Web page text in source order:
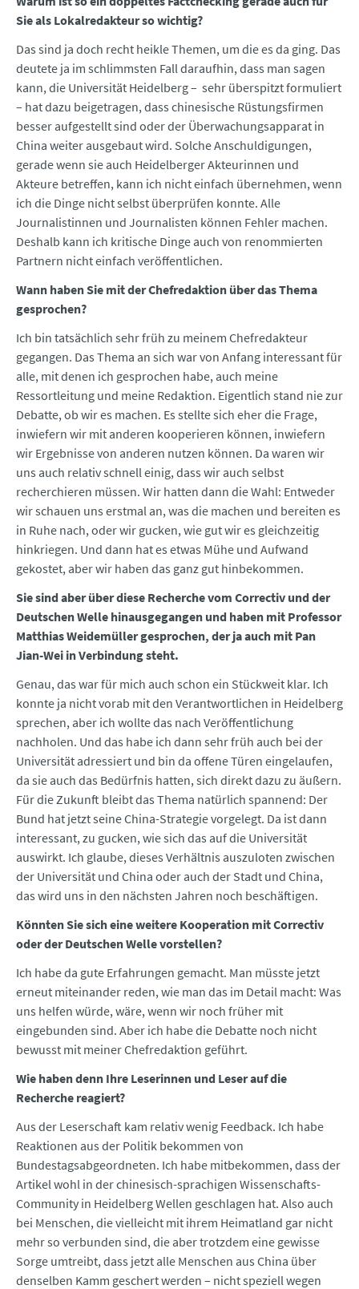
Sie als Lokalredakteur so wichtig?
Das sind ja doch recht heikle Themen, um die es da ging. Das
deutete ja im schlimmsten Fall daraufhin, dass man sagen
kann, die Universität Heidelberg – sehr überspitzt formuliert
– hat dazu beigetragen, dass chinesische Rüstungsfirmen
besser aufgestellt sind oder der Überwachungsapparat in
China weiter ausgebaut wird. Solche Anschuldigungen,
gerade wenn sie auch Heidelberger Akteurinnen und
Akteure betreffen, kann ich nicht einfach übernehmen, wenn
ich die Dinge nicht selbst überprüfen konnte. Alle
Journalistinnen und Journalisten können Fehler machen.
Deshalb kann ich kritische Dinge auch von renommierten
Partnern nicht einfach veröffentlichen.
Wann haben Sie mit der Chefredaktion über das Thema
gesprochen?
Ich bin tatsächlich sehr früh zu meinem Chefredakteur
gegangen. Das Thema an sich war von Anfang interessant für
alle, mit denen ich gesprochen habe, auch meine
Ressortleitung und meine Redaktion. Eigentlich stand nie zur
Debatte, ob wir es machen. Es stellte sich eher die Frage,
inwiefern wir mit anderen kooperieren können, inwiefern
wir Ergebnisse von anderen nutzen können. Da waren wir
uns auch relativ schnell einig, dass wir auch selbst
recherchieren müssen. Wir hatten dann die Wahl: Entweder
wir schauen uns erstmal an, was die machen und bereiten es
in Ruhe nach, oder wir gucken, wie gut wir es gleichzeitig
hinkriegen. Und dann hat es etwas Mühe und Aufwand
gekostet, aber wir haben das ganz gut hinbekommen.
Sie sind aber über diese Recherche vom Correctiv und der
Deutschen Welle hinausgegangen und haben mit Professor
Matthias Weidemüller gesprochen, der ja auch mit Pan
Jian-Wei in Verbindung steht.
Genau, das war für mich auch schon ein Stückweit klar. Ich
konnte ja nicht vorab mit den Verantwortlichen in Heidelberg
sprechen, aber ich wollte das nach Veröffentlichung
nachholen. Und das habe ich dann sehr früh auch bei der
Universität adressiert und bin da offene Türen eingelaufen,
da sie auch das Bedürfnis hatten, sich direkt dazu zu äußern.
Für die Zukunft bleibt das Thema natürlich spannend: Der
Bund hat jetzt seine China-Strategie vorgelegt. Da ist dann
interessant, zu gucken, wie sich das auf die Universität
auswirkt. Ich glaube, dieses Verhältnis auszuloten zwischen
der Universität und China oder auch der Stadt und China,
das wird uns in den nächsten Jahren noch beschäftigen.
Könnten Sie sich eine weitere Kooperation mit Correctiv
oder der Deutschen Welle vorstellen?
Ich habe da gute Erfahrungen gemacht. Man müsste jetzt
erneut miteinander reden, wie man das im Detail macht: Was
uns helfen würde, wäre, wenn wir noch früher mit
eingebunden sind. Aber ich habe die Debatte noch nicht
bewusst mit meiner Chefredaktion geführt.
Wie haben denn Ihre Leserinnen und Leser auf die
Recherche reagiert?
Aus der Leserschaft kam relativ wenig Feedback. Ich habe
Reaktionen aus der Politik bekommen von
Bundestagsabgeordneten. Ich habe mitbekommen, dass der
Artikel wohl in der chinesisch-sprachigen Wissenschafts-
Community in Heidelberg Wellen geschlagen hat. Also auch
bei Menschen, die vielleicht mit ihrem Heimatland gar nicht
mehr so verbunden sind, die aber trotzdem eine gewisse
Sorge umtreibt, dass jetzt alle Menschen aus China über
denselben Kamm geschert werden – nicht speziell wegen